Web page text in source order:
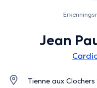
Jean
Tienne aux